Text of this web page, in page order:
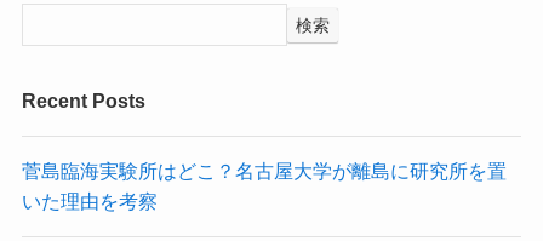
検索
Recent Posts
菅島臨海実験所はどこ？名古屋大学が離島に研究所を置
いた理由を考察